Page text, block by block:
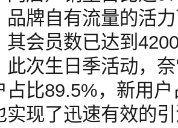
品牌自有流量的活
其会员数已达到
此次生日季活动，
占比89.5%，新用
实现了迅速有效的